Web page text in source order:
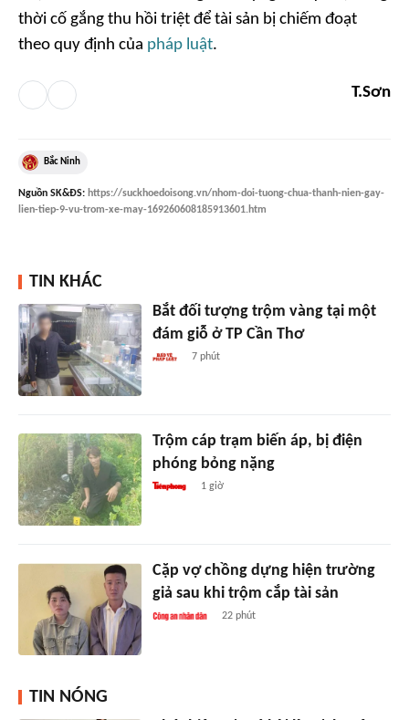
thời cố gắng thu hồi triệt để tài sản bị chiếm đoạt
theo quy định của pháp luật.
T.Sơn
Bắc Ninh
Nguồn SK&ĐS: https://suckhoedoisong.vn/nhom-doi-tuong-chua-thanh-nien-gay-
lien-tiep-9-vu-trom-xe-may-169260608185913601.htm
TIN KHÁC
Bắt đối tượng trộm vàng tại một
đám giỗ ở TP Cần Thơ
7 phút
Trộm cáp trạm biến áp, bị điện
phóng bỏng nặng
1 giờ
Cặp vợ chồng dựng hiện trường
giả sau khi trộm cắp tài sản
22 phút
TIN NÓNG